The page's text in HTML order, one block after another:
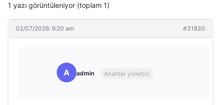
1 yazı görüntüleniyor (toplam 1)
02/07/2026: 9:20 am #31830
A admin Anahtar yönetici